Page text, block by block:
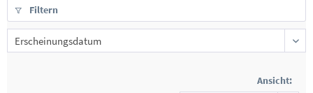
Filtern
Ansicht: